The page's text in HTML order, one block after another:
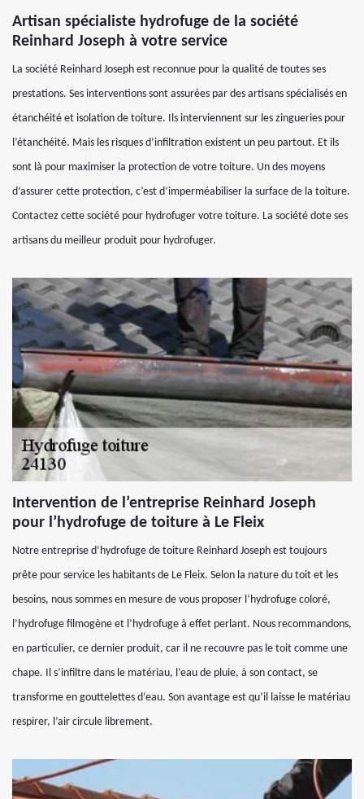
Artisan spécialiste hydrofuge de la société
Reinhard Joseph à votre service
La société Reinhard Joseph est reconnue pour la qualité de toutes ses
prestations. Ses interventions sont assurées par des artisans spécialisés en
étanchéité et isolation de toiture. Ils interviennent sur les zingueries pour
l’étanchéité. Mais les risques d’infiltration existent un peu partout. Et ils
sont là pour maximiser la protection de votre toiture. Un des moyens
d’assurer cette protection, c’est d’imperméabiliser la surface de la toiture.
Contactez cette société pour hydrofuger votre toiture. La société dote ses
artisans du meilleur produit pour hydrofuger.
Intervention de l’entreprise Reinhard Joseph
pour l’hydrofuge de toiture à Le Fleix
Notre entreprise d’hydrofuge de toiture Reinhard Joseph est toujours
prête pour service les habitants de Le Fleix. Selon la nature du toit et les
besoins, nous sommes en mesure de vous proposer l’hydrofuge coloré,
l’hydrofuge filmogène et l’hydrofuge à effet perlant. Nous recommandons,
en particulier, ce dernier produit, car il ne recouvre pas le toit comme une
chape. Il s’infiltre dans le matériau, l’eau de pluie, à son contact, se
transforme en gouttelettes d’eau. Son avantage est qu’il laisse le matériau
respirer, l’air circule librement.